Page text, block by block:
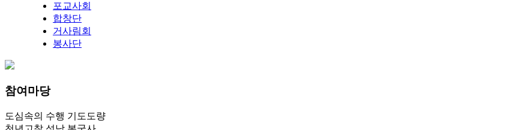
포교사회
합창단
거사림회
봉사단
참여마당
도심속의 수행 기도도량